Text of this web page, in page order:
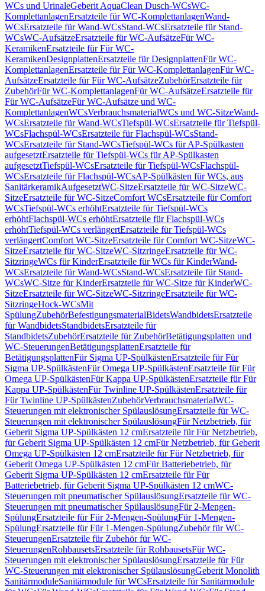
WCs und UrinaleGeberit AquaClean Dusch-WCsWC-
KomplettanlagenErsatzteile für WC-KomplettanlagenWand-
WCsErsatzteile für Wand-WCsStand-WCsErsatzteile für Stand-
WCsWC-AufsätzeErsatzteile für WC-AufsätzeFür WC-
KeramikenErsatzteile für Für WC-
KeramikenDesignplattenErsatzteile für DesignplattenFür WC-
KomplettanlagenErsatzteile für Für WC-KomplettanlagenFür WC-
AufsätzeErsatzteile für Für WC-AufsätzeZubehörErsatzteile für
ZubehörFür WC-KomplettanlagenFür WC-AufsätzeErsatzteile für
Für WC-AufsätzeFür WC-Aufsätze und WC-
KomplettanlagenWCsVerbrauchsmaterialWCs und WC-SitzeWand-
WCsErsatzteile für Wand-WCsTiefspül-WCsErsatzteile für Tiefspül-
WCsFlachspül-WCsErsatzteile für Flachspül-WCsStand-
WCsErsatzteile für Stand-WCsTiefspül-WCs für AP-Spülkasten
aufgesetztErsatzteile für Tiefspül-WCs für AP-Spülkasten
aufgesetztTiefspül-WCsErsatzteile für Tiefspül-WCsFlachspül-
WCsErsatzteile für Flachspül-WCsAP-Spülkästen für WCs, aus
SanitärkeramikAufgesetztWC-SitzeErsatzteile für WC-SitzeWC-
SitzeErsatzteile für WC-SitzeComfort WCsErsatzteile für Comfort
WCsTiefspül-WCs erhöhtErsatzteile für Tiefspül-WCs
erhöhtFlachspül-WCs erhöhtErsatzteile für Flachspül-WCs
erhöhtTiefspül-WCs verlängertErsatzteile für Tiefspül-WCs
verlängertComfort WC-SitzeErsatzteile für Comfort WC-SitzeWC-
SitzeErsatzteile für WC-SitzeWC-SitzringeErsatzteile für WC-
SitzringeWCs für KinderErsatzteile für WCs für KinderWand-
WCsErsatzteile für Wand-WCsStand-WCsErsatzteile für Stand-
WCsWC-Sitze für KinderErsatzteile für WC-Sitze für KinderWC-
SitzeErsatzteile für WC-SitzeWC-SitzringeErsatzteile für WC-
SitzringeHock-WCsMit
SpülungZubehörBefestigungsmaterialBidetsWandbidetsErsatzteile
für WandbidetsStandbidetsErsatzteile für
StandbidetsZubehörErsatzteile für ZubehörBetätigungsplatten und
WC-SteuerungenBetätigungsplattenErsatzteile für
BetätigungsplattenFür Sigma UP-SpülkästenErsatzteile für Für
Sigma UP-SpülkästenFür Omega UP-SpülkästenErsatzteile für Für
Omega UP-SpülkästenFür Kappa UP-SpülkästenErsatzteile für Für
Kappa UP-SpülkästenFür Twinline UP-SpülkästenErsatzteile für
Für Twinline UP-SpülkästenZubehörVerbrauchsmaterialWC-
Steuerungen mit elektronischer SpülauslösungErsatzteile für WC-
Steuerungen mit elektronischer SpülauslösungFür Netzbetrieb, für
Geberit Sigma UP-Spülkästen 12 cmErsatzteile für Für Netzbetrieb,
für Geberit Sigma UP-Spülkästen 12 cmFür Netzbetrieb, für Geberit
Omega UP-Spülkästen 12 cmErsatzteile für Für Netzbetrieb, für
Geberit Omega UP-Spülkästen 12 cmFür Batteriebetrieb, für
Geberit Sigma UP-Spülkästen 12 cmErsatzteile für Für
Batteriebetrieb, für Geberit Sigma UP-Spülkästen 12 cmWC-
Steuerungen mit pneumatischer SpülauslösungErsatzteile für WC-
Steuerungen mit pneumatischer SpülauslösungFür 2-Mengen-
SpülungErsatzteile für Für 2-Mengen-SpülungFür 1-Mengen-
SpülungErsatzteile für Für 1-Mengen-SpülungZubehör für WC-
SteuerungenErsatzteile für Zubehör für WC-
SteuerungenRohbausetsErsatzteile für RohbausetsFür WC-
Steuerungen mit elektronischer SpülauslösungErsatzteile für Für
WC-Steuerungen mit elektronischer SpülauslösungGeberit Monolith
SanitärmoduleSanitärmodule für WCsErsatzteile für Sanitärmodule